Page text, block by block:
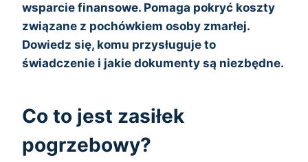
wsparcie finansowe. Pomaga pokryć koszty
związane z pochówkiem osoby zmarłej.
Dowiedz się, komu przysługuje to
świadczenie i jakie dokumenty są niezbędne.
Co to jest zasiłek
pogrzebowy?